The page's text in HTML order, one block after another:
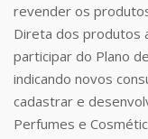
revender os
Direta dos produtos
participar do Plano
indicando novos
cadastrar e
Perfumes e